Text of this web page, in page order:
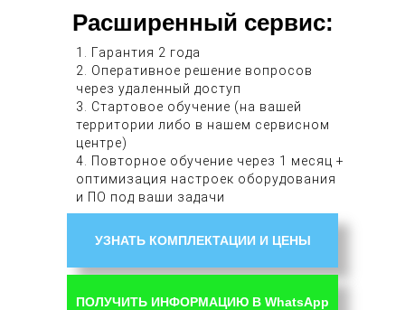
1. Гарантия 2 года
2. Оперативное решение вопросов
через удаленный доступ
3. Стартовое обучение (на вашей
территории либо в нашем сервисном
центре)
4. Повторное обучение через 1 месяц +
оптимизация настроек оборудования
и ПО под ваши задачи
Расширенный сервис:
УЗНАТЬ КОМПЛЕКТАЦИИ И ЦЕНЫ
ПОЛУЧИТЬ ИНФОРМАЦИЮ В WhatsApp